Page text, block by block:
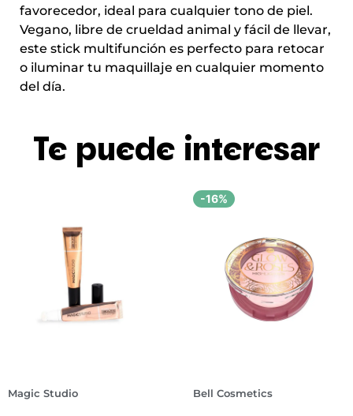
favorecedor, ideal para cualquier tono de piel.
Vegano, libre de crueldad animal y fácil de llevar,
este stick multifunción es perfecto para retocar
o iluminar tu maquillaje en cualquier momento
del día.
Te puede interesar
Magic Studio
-16%
Bell Cosmetics